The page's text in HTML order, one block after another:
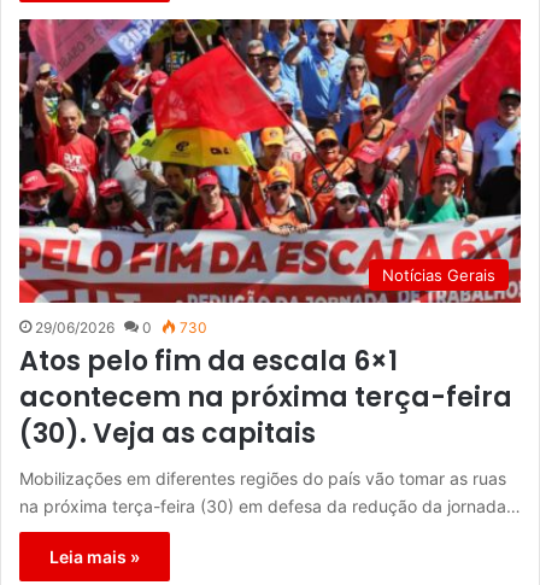
Notícias Gerais
29/06/2026 0 730
Atos pelo fim da escala 6×1
acontecem na próxima terça-feira
(30). Veja as capitais
Mobilizações em diferentes regiões do país vão tomar as ruas
na próxima terça-feira (30) em defesa da redução da jornada…
Leia mais »